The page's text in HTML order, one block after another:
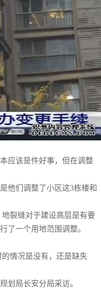
应该是件好事，但在调整
他们调整了小区这3栋楼和
裂缝对于建设高层是有要
了一个用地范围调整。
情况是没有，还是缺失
划局长安分局采访。
划在未来几天内开始全面解封